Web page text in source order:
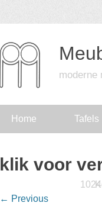
moderne
Home Tafels
klik voor
15 februari
← Previous